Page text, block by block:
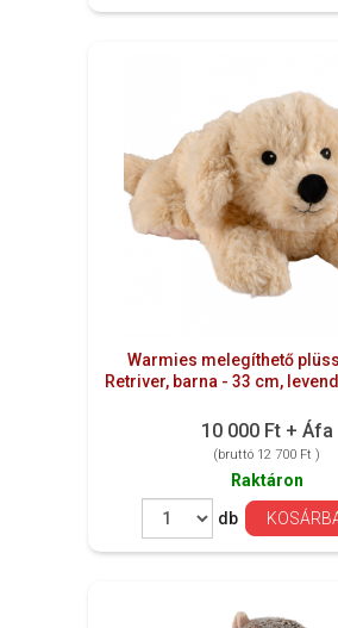
Warmies melegíthető
Retriver, barna - 33 cm,
10 000 Ft + Áfa
(bruttó 12 700 Ft )
Raktáron
db